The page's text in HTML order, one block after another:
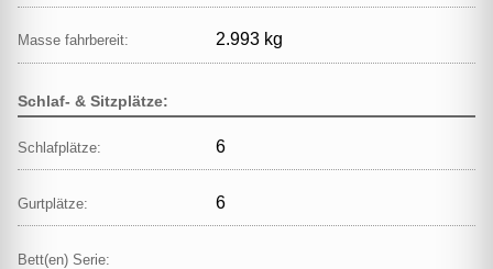
Masse fahrbereit: 2.993 kg
Schlaf- & Sitzplätze:
Schlafplätze: 6
Gurtplätze: 6
Bett(en) Serie: